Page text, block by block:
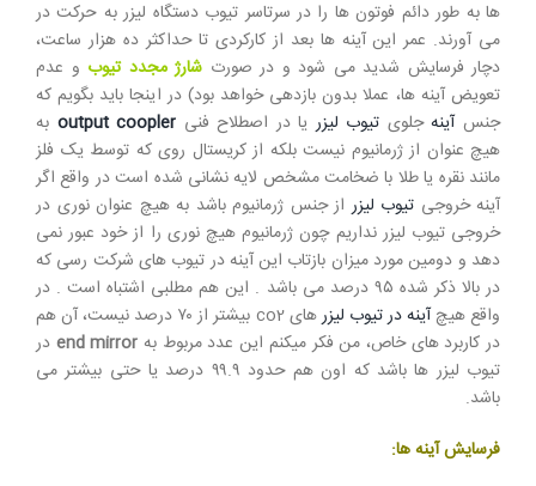
ها به طور دائم فوتون ها را در سرتاسر تیوب دستگاه لیزر به حرکت در
می آورند. عمر این آینه ها بعد از کارکردی تا حداکثر ده هزار ساعت،
دچار فرسایش شدید می شود و در صورت شارژ مجدد تیوب و عدم
تعویض آینه ها، عملا بدون بازدهی خواهد بود) در اینجا باید بگویم که
جنسآینهجلوی تیوب لیزریا در اصطلاح فنی output coopler به
هیچ عنوان از ژرمانیوم نیست بلکه از کریستال روی که توسط یک فلز
مانند نقره یا طلا با ضخامت مشخص لایه نشانی شده است در واقع اگر
آینه خروجی تیوب لیزراز جنس ژرمانیوم باشد به هیچ عنوان نوری در
خروجی تیوب لیزر نداریم چون ژرمانیوم هیچ نوری را از خود عبور نمی
دهد و دومین مورد میزان بازتاب این آینه در تیوب های شرکت رسی که
در بالا ذکر شده ۹۵ درصد می باشد . این هم مطلبی اشتباه است . در
واقع هیچآینه در تیوب لیزر
های co2 بیشتر از ۷۰ درصد نیست، آن هم
در کاربرد های خاص، من فکر میکنم این عدد مربوط به end mirror در
تیوب لیزر ها باشد که اون هم حدود ۹۹.۹ درصد یا حتی بیشتر می
باشد.
فرسایش آینه ها: